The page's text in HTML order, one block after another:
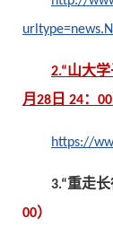
2.“山大
月28日 24：00
https://
3.“重走
00）